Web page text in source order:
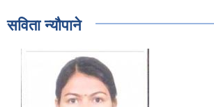
सविता न्यौपाने